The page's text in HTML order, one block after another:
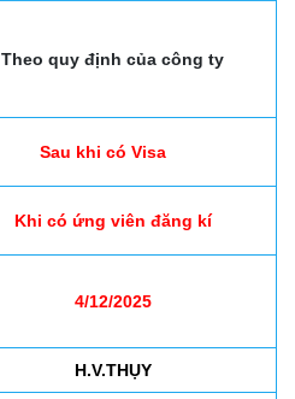
Theo quy định của công ty
Sau khi có Visa
Khi có ứng viên đăng kí
4/12/2025
H.V.THỤY